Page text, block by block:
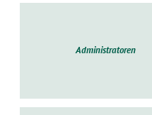
Administratoren